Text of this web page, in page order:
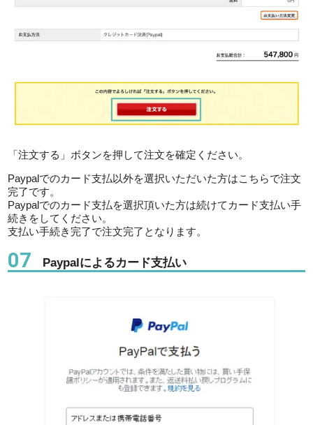
「注文する」ボタンを押して注文を確定ください。
Paypalでのカード支払以外を選択いただいた方はこちらで注文
完了です。
Paypalでのカード支払を選択頂いた方は続けてカード支払い手
続きをしてください。
支払い手続き完了で注文完了となります。
07 Paypalによるカード支払い